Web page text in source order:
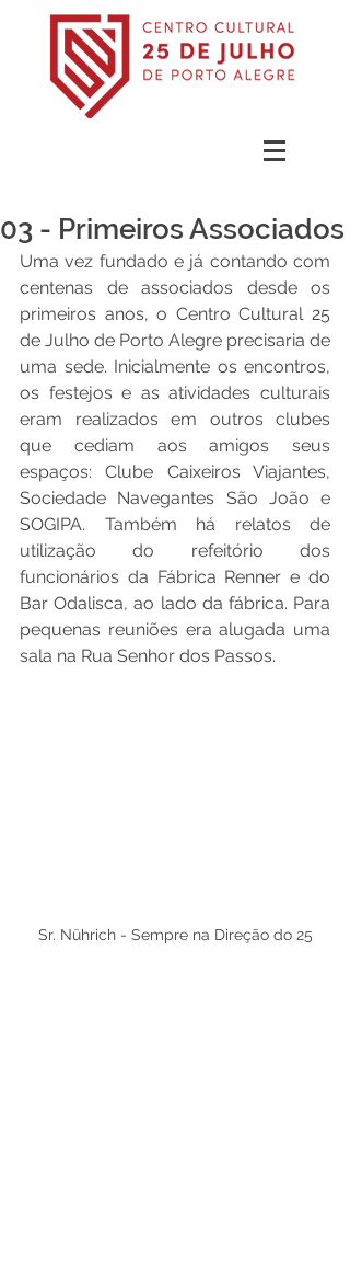
03 - Primeiros Associados
Uma vez fundado e já contando com
centenas de associados desde os
primeiros anos, o Centro Cultural 25
de Julho de Porto Alegre precisaria de
uma sede. Inicialmente os encontros,
os festejos e as atividades culturais
eram realizados em outros clubes
que cediam aos amigos seus
espaços: Clube Caixeiros Viajantes,
Sociedade Navegantes São João e
SOGIPA. Também há relatos de
utilização do refeitório dos
funcionários da Fábrica Renner e do
Bar Odalisca, ao lado da fábrica. Para
pequenas reuniões era alugada uma
sala na Rua Senhor dos Passos.
Sr. Nührich - Sempre na Direção do 25